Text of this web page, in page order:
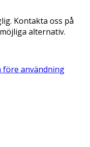
Kontakta oss på
alternativ.
före användning